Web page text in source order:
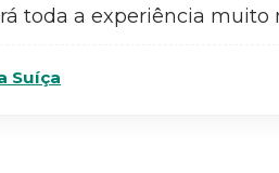
toda a experiência muito
Suíça